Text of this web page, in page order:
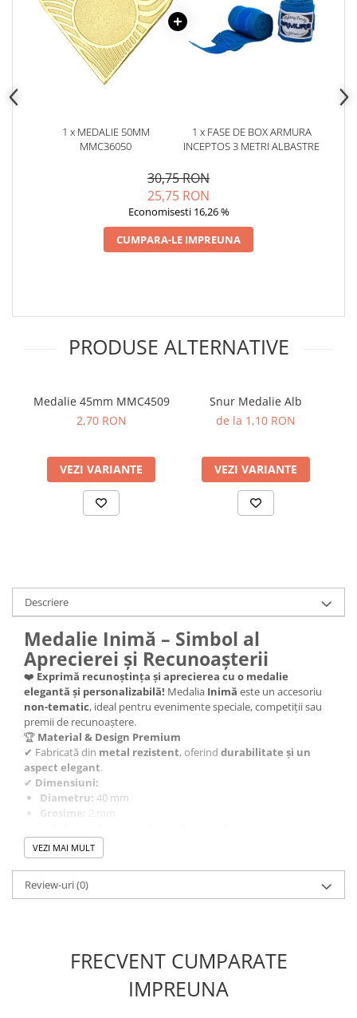
1 x MEDALIE 50MM
MMC36050
1 x FASE DE BOX ARMURA
INCEPTOS 3 METRI ALBASTRE
30,75 RON
25,75 RON
Economisesti 16,26 %
CUMPARA-LE IMPREUNA
PRODUSE ALTERNATIVE
Medalie 45mm MMC4509
2,70 RON
VEZI VARIANTE
Snur Medalie Alb
de la 1,10 RON
VEZI VARIANTE
Descriere
Medalie Inimă – Simbol al
Aprecierei și Recunoașterii
❤️ Exprimă recunoștința și aprecierea cu o medalie
elegantă și personalizabilă! Medalia Inimă este un accesoriu
non-tematic, ideal pentru evenimente speciale, competiții sau
premii de recunoaștere.
🏆 Material & Design Premium
✔ Fabricată din metal rezistent, oferind durabilitate și un
aspect elegant.
✔ Dimensiuni:
Diametru: 40 mm
Grosime: 2 mm
📌Personalizare Opțională
✔Autocolant printat
⚠️Personalizarea NU este inclusă în preț!
📦Disponibilitate & Livrare
Produs disponibil pentrucomandă imediată, culivrare rapidă.
VEZI MAI MULT
Review-uri(0)
FRECVENT CUMPARATE
IMPREUNA